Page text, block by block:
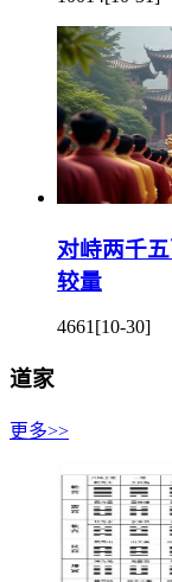
对峙两千
较量
4661[10-30]
道家
更多>>